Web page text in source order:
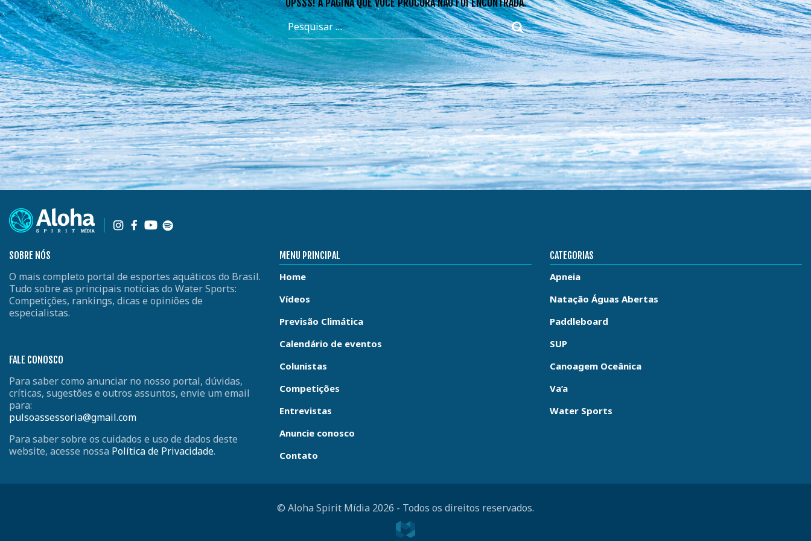
SOBRE NÓS
O mais completo portal de esportes aquáticos do Brasil.
Tudo sobre as principais notícias do Water Sports:
Competições, rankings, dicas e opiniões de
especialistas.
FALE CONOSCO
Para saber como anunciar no nosso portal, dúvidas,
críticas, sugestões e outros assuntos, envie um email
para:
pulsoassessoria@gmail.com
Para saber sobre os cuidados e uso de dados deste
website, acesse nossa Política de Privacidade.
MENU PRINCIPAL
Home
Vídeos
Previsão Climática
Calendário de eventos
Colunistas
Competições
Entrevistas
Anuncie conosco
Contato
CATEGORIAS
Apneia
Natação Águas Abertas
Paddleboard
SUP
Canoagem Oceânica
Va’a
Water Sports
© Aloha Spirit Mídia 2026 - Todos os direitos reservados.